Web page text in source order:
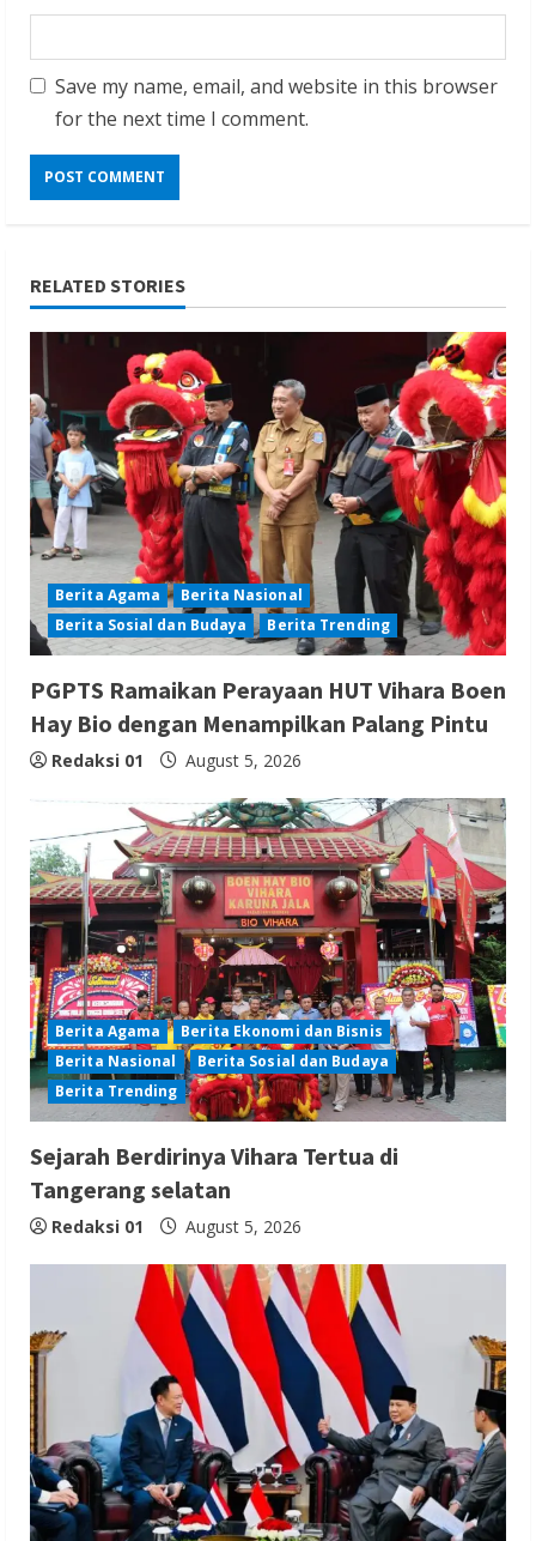
Save my name, email, and website in this browser
for the next time I comment.
RELATED STORIES
Berita Agama
Berita Nasional
Berita Sosial dan Budaya
Berita Trending
PGPTS Ramaikan Perayaan HUT Vihara Boen
Hay Bio dengan Menampilkan Palang Pintu
Redaksi 01 August 5, 2026
Berita Agama
Berita Ekonomi dan Bisnis
Berita Nasional
Berita Sosial dan Budaya
Berita Trending
Sejarah Berdirinya Vihara Tertua di
Tangerang selatan
Redaksi 01 August 5, 2026